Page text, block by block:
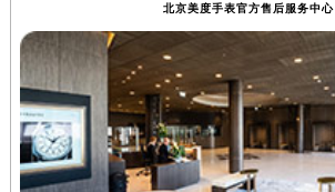
北京美度手表官方售后服务中心